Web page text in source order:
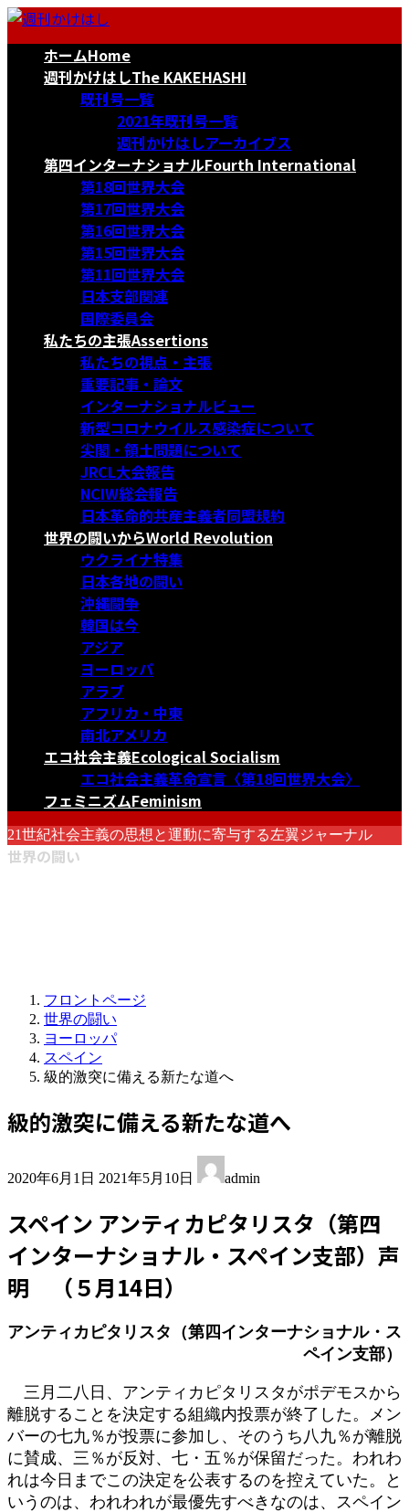
コ
ナ
ホームHome
週刊かけはしThe KAKEHASHI
既刊号一覧
2021年既刊号一覧
週刊かけはしアーカイブス
第四インターナショナルFourth International
第18回世界大会
第17回世界大会
第16回世界大会
第15回世界大会
第11回世界大会
日本支部関連
国際委員会
私たちの主張Assertions
私たちの視点・主張
重要記事・論文
インターナショナルビュー
新型コロナウイルス感染症について
尖閣・領土問題について
JRCL大会報告
NCIW総会報告
日本革命的共産主義者同盟規約
世界の闘いからWorld Revolution
ウクライナ特集
日本各地の闘い
沖縄闘争
韓国は今
アジア
ヨーロッパ
アラブ
アフリカ・中東
南北アメリカ
エコ社会主義Ecological Socialism
エコ社会主義革命宣言〈第18回世界大会〉
フェミニズムFeminism
21世紀社会主義の思想と運動に寄与する左翼ジャーナル
世界の闘い
フロントページ
世界の闘い
ヨーロッパ
スペイン
級的激突に備える新たな道へ
級的激突に備える新たな道へ
2020年6月1日 終
新
時
:
2021年5月10日 admin
スペイン アンティカピタリスタ（第四
インターナショナル・スペイン支部）声
明 （５月14日）
アンティカピタリスタ（第四インターナショナル・ス
ペイン支部）
三月二八日、アンティカピタリスタがポデモスから
離脱することを決定する組織内投票が終了した。メン
バーの七九％が投票に参加し、そのうち八九％が離脱
に賛成、三％が反対、七・五％が保留だった。われわ
れは今日までこの決定を公表するのを控えていた。と
いうのは、われわれが最優先すべきなのは、スペイン